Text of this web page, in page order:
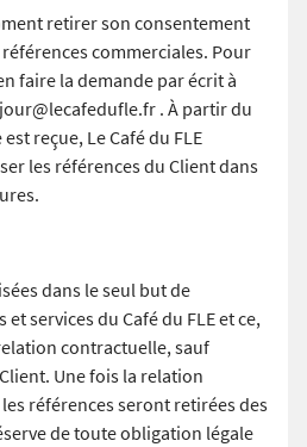
retirer son consentement
commerciales. Pour
faire la demande par écrit à
. À partir du
reçue, Le Café du FLE
les références du Client dans
dans le seul but de
services du Café du FLE et ce,
contractuelle, sauf
Une fois la relation
références seront retirées des
de toute obligation légale